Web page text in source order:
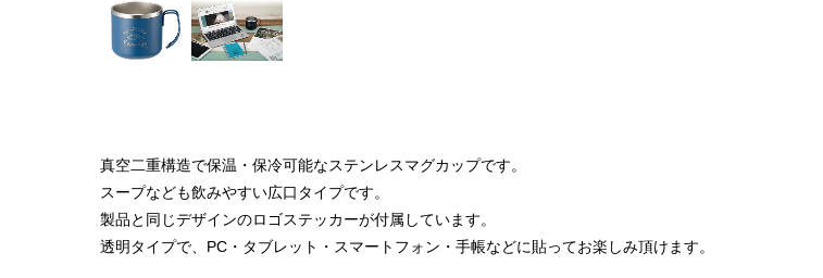
真空二重構造で保温・保冷可能なステンレスマグカップです。
スープなども飲みやすい広口タイプです。
製品と同じデザインのロゴステッカーが付属しています。
透明タイプで、PC・タブレット・スマートフォン・手帳などに貼ってお楽しみ頂けます。